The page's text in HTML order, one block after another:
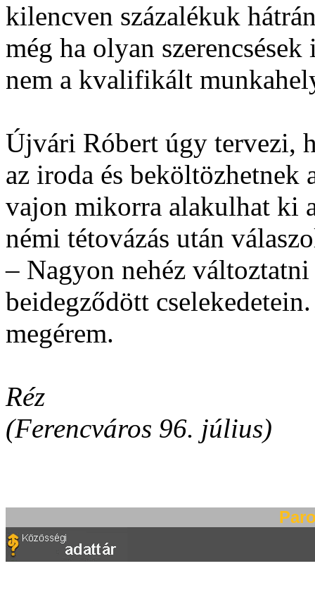
kilencven százalékuk
még ha olyan
nem a kvalifikált
Újvári Róbert úgy tervezi,
az iroda és beköltözhetnek
vajon mikorra alakulhat ki
némi tétovázás után
– Nagyon nehéz
beidegződött
megérem.
Réz
(Ferencváros 96. július)